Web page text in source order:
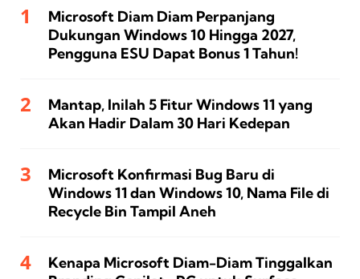
Microsoft Diam Diam Perpanjang
Dukungan Windows 10 Hingga 2027,
Pengguna ESU Dapat Bonus 1 Tahun!
Mantap, Inilah 5 Fitur Windows 11 yang
Akan Hadir Dalam 30 Hari Kedepan
Microsoft Konfirmasi Bug Baru di
Windows 11 dan Windows 10, Nama File di
Recycle Bin Tampil Aneh
Kenapa Microsoft Diam-Diam Tinggalkan